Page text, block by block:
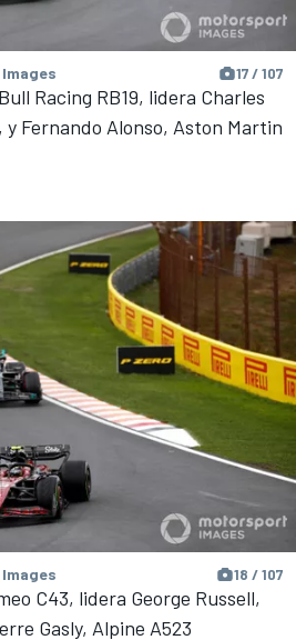
17 / 107
Racing RB19, lidera Charles
Fernando Alonso, Aston Martin
18 / 107
C43, lidera George Russell,
Gasly, Alpine A523